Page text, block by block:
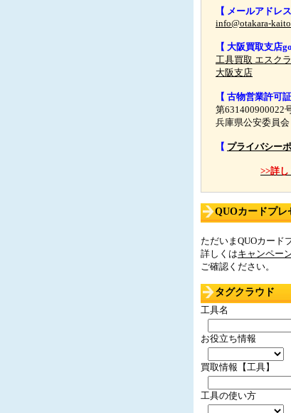
【 メールアドレス
info@otakara-
【 大阪買取支店
工具買取 エスク
大阪支店
【 古物営業許可証
第631400900022
兵庫県公安委員会
【 プライバシー
>>詳
QUOカードプレ
ただいまQUOカード
詳しくはキャンペー
ご確認ください。
タグクラウド
工具名
お役立ち情報
買取情報【工具】
工具の使い方